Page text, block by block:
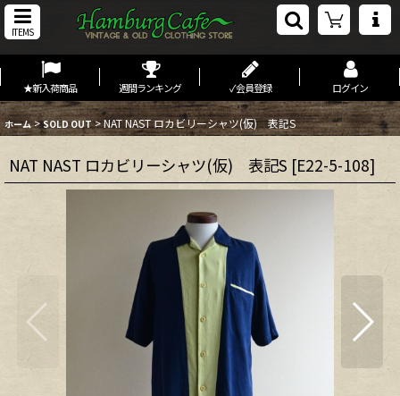
ITEMS
★新入荷商品 週間ランキング ✓会員登録 ログイン
ホーム > SOLD OUT >NAT NAST ロカビリーシャツ(仮) 表記S
NAT NAST ロカビリーシャツ(仮) 表記S [E22-5-108]